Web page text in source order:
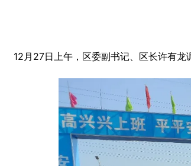
12月27日上午，区委副书记、区长许有龙